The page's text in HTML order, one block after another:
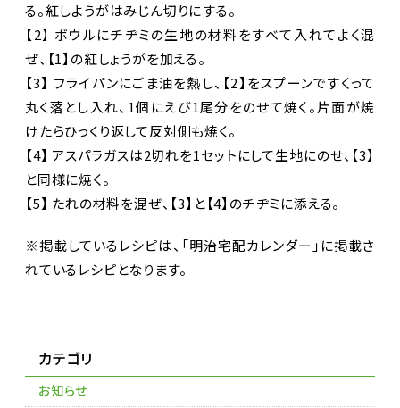
る。紅しようがはみじん切りにする。
【2】 ボウルにチヂミの生地の材料をすべて入れてよく混
ぜ、【1】の紅しょうがを加える。
【3】 フライパンにごま油を熱し、【2】をスプーンですくって
丸く落とし入れ、1個にえび1尾分をのせて焼く。片面が焼
けたらひっくり返して反対側も焼く。
【4】 アスパラガスは2切れを1セットにして生地にのせ、【3】
と同様に焼く。
【5】 たれの材料を混ぜ、【3】と【4】のチヂミに添える。
※掲載しているレシピは、「明治宅配カレンダー」に掲載さ
れているレシピとなります。
カテゴリ
お知らせ